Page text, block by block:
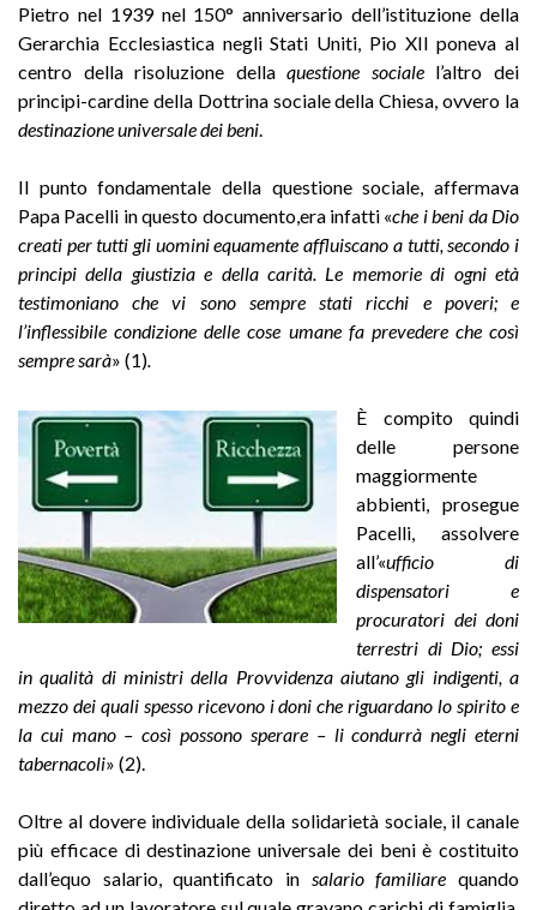
Pietro nel 1939 nel 150° anniversario dell’istituzione della
Gerarchia Ecclesiastica negli Stati Uniti, Pio XII poneva al
centro della risoluzione dellaquestione sociale l’altro dei
principi-cardine della Dottrina sociale della Chiesa, ovvero la
destinazione universale dei beni
Il punto fondamentale della questione sociale, affermava
Papa Pacelli in questo documento,era infatti «che i beni da Dio
creati per tutti gli uomini equamente affluiscano a tutti, secondo i
principi della giustizia e della carità. Le memorie di ogni età
testimoniano che vi sono sempre stati ricchi e poveri; e
l’inflessibile condizione delle cose umane fa prevedere che così
sempre sarà» (1)
È compito quindi
delle persone
maggiormente
abbienti, prosegue
Pacelli, assolvere
all’«ufficio di
dispensatori e
procuratori dei doni
terrestri di Dio; essi
in qualità di ministri della Provvidenza aiutano gli indigenti, a
mezzo dei quali spesso ricevono i doni che riguardano lo spirito e
la cui mano – così possono sperare – li condurrà negli eterni
tabernacoli» (2).
Oltre al dovere individuale della solidarietà sociale, il canale
più efficace di destinazione universale dei beni è costituito
dall’equo salario, quantificato in salario familiare quando